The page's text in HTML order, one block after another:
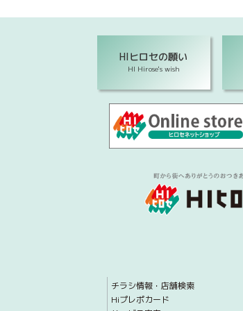
HIヒロセの願い
HI Hirose's wish
チラシ情報・店舗検索
Hiプレポカード